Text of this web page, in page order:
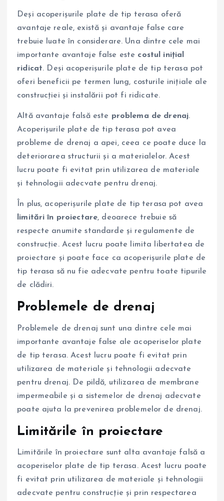
Deși acoperișurile plate de tip terasa oferă
avantaje reale, există și avantaje false care
trebuie luate în considerare. Una dintre cele mai
importante avantaje false este costul inițial
ridicat. Deși acoperișurile plate de tip terasa pot
oferi beneficii pe termen lung, costurile inițiale ale
construcției și instalării pot fi ridicate.
Altă avantaje falsă este problema de drenaj.
Acoperișurile plate de tip terasa pot avea
probleme de drenaj a apei, ceea ce poate duce la
deteriorarea structurii și a materialelor. Acest
lucru poate fi evitat prin utilizarea de materiale
și tehnologii adecvate pentru drenaj.
În plus, acoperișurile plate de tip terasa pot avea
limitări în proiectare, deoarece trebuie să
respecte anumite standarde și regulamente de
construcție. Acest lucru poate limita libertatea de
proiectare și poate face ca acoperișurile plate de
tip terasa să nu fie adecvate pentru toate tipurile
de clădiri.
Problemele de drenaj
Problemele de drenaj sunt una dintre cele mai
importante avantaje false ale acoperiselor plate
de tip terasa. Acest lucru poate fi evitat prin
utilizarea de materiale și tehnologii adecvate
pentru drenaj. De pildă, utilizarea de membrane
impermeabile și a sistemelor de drenaj adecvate
poate ajuta la prevenirea problemelor de drenaj.
Limitările în proiectare
Limitările în proiectare sunt alta avantaje falsă a
acoperiselor plate de tip terasa. Acest lucru poate
fi evitat prin utilizarea de materiale și tehnologii
adecvate pentru construcție și prin respectarea